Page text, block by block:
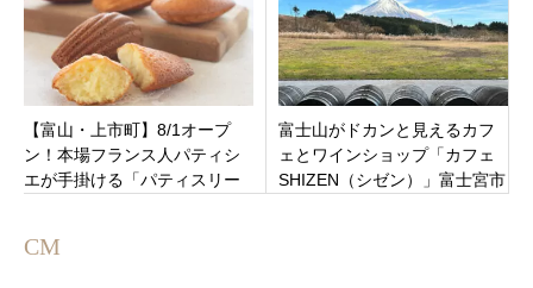
【富山・上市町】8/1オープ
ン！本場フランス人パティシ
エが手掛ける「パティスリー
富士山がドカンと見えるカフ
ェとワインショップ「カフェ
SHIZEN（シゼン）」富士宮市
CM